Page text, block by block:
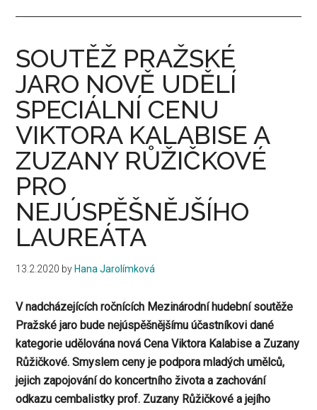
SOUTĚŽ PRAŽSKÉ
JARO NOVĚ UDĚLÍ
SPECIÁLNÍ CENU
VIKTORA KALABISE A
ZUZANY RŮŽIČKOVÉ
PRO
NEJÚSPĚŠNĚJŠÍHO
LAUREÁTA
13.2.2020 by Hana Jarolímková
V nadcházejících ročnících Mezinárodní hudební soutěže
Pražské jaro bude nejúspěšnějšímu účastníkovi dané
kategorie udělována nová Cena Viktora Kalabise a Zuzany
Růžičkové. Smyslem ceny je podpora mladých umělců,
jejich zapojování do koncertního života a zachování
odkazu cembalistky prof. Zuzany Růžičkové a jejího